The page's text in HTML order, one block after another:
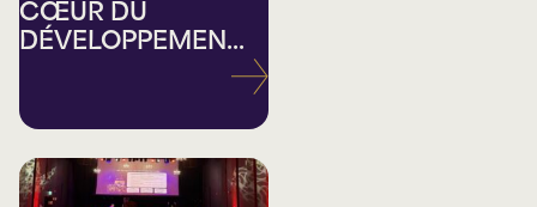
CŒUR DU
DÉVELOPPEMEN...